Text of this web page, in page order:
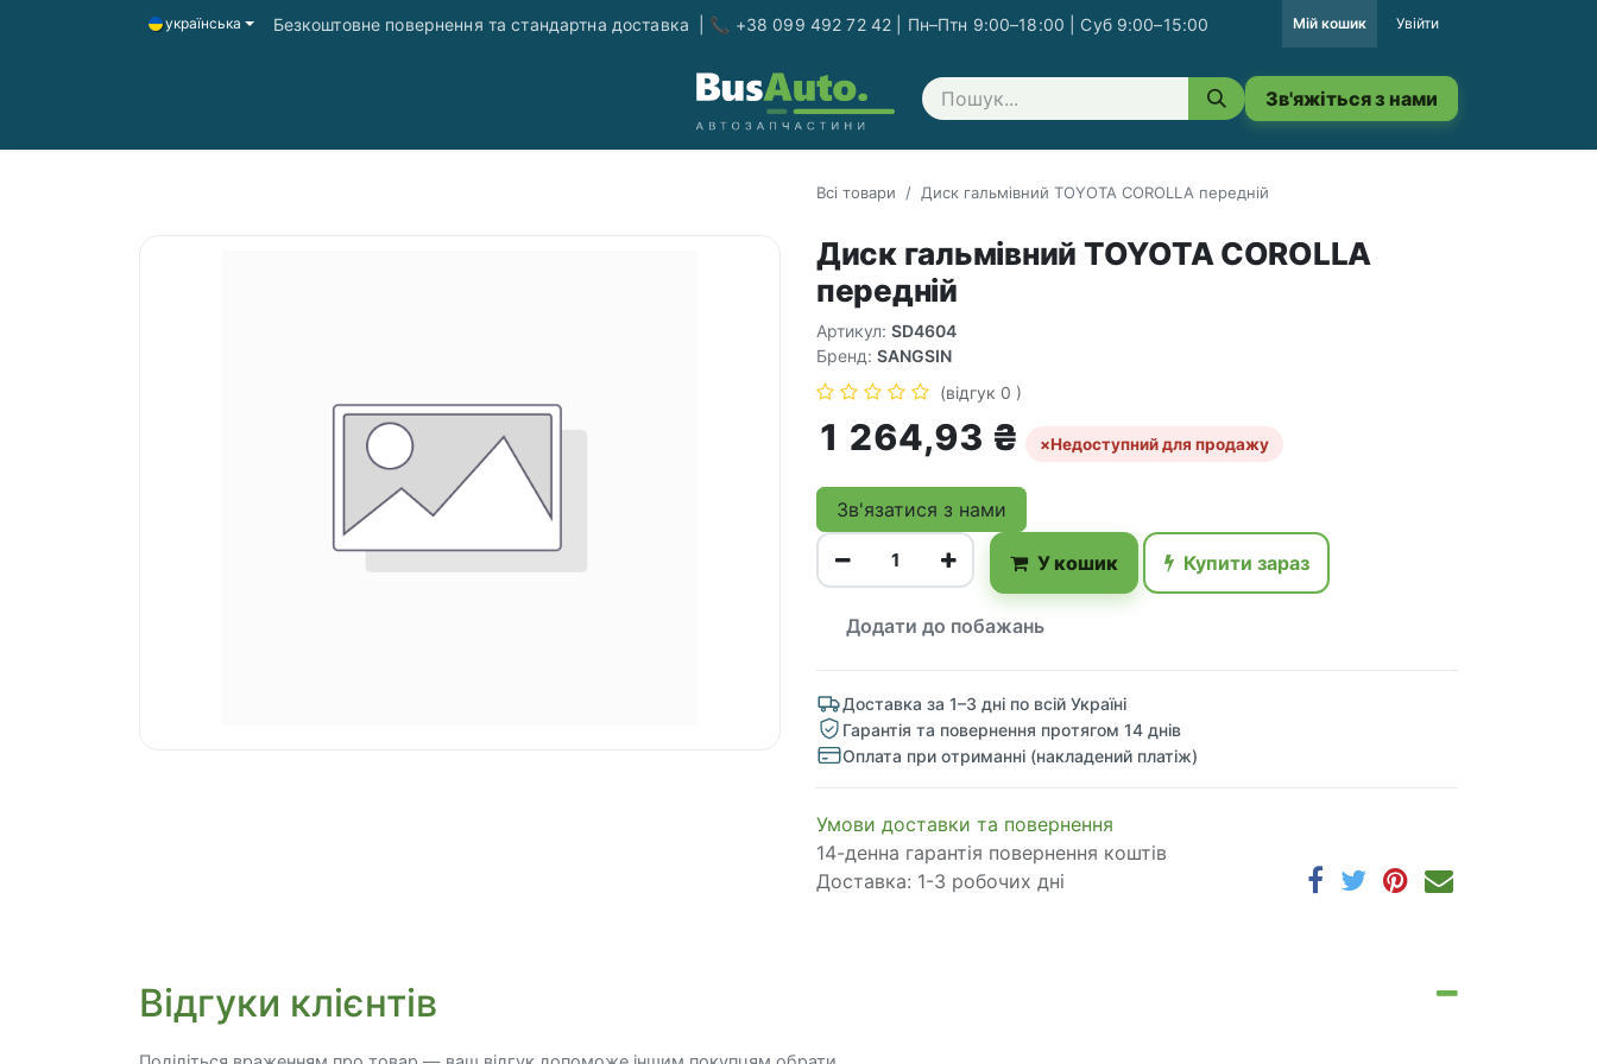
українська Безкоштовне повернення та стандартна доставка | 📞 +38 099 492 72 42 | Пн–Птн 9:00–18:00 | Суб 9:00–15:00 Мій кошик Увійти
Зв'яжіться з нами Зв'яжіться з нами
Всі товари Диск гальмівний TOYOTA COROLLA передній
Диск гальмівний TOYOTA COROLLA
передній
Артикул: SD4604
Бренд: SANGSIN
(відгук 0 )
1 264,93 ₴ ×Недоступний для продажу
Зв'язатися з нами
У кошик Купити зараз
Додати до побажань
Доставка за 1–3 дні по всій Україні
Гарантія та повернення протягом 14 днів
Оплата при отриманні (накладений платіж)
​​​​​​​​​​​​​​​​​​​​​​​​​​​​​​​​​​​​​​​​​​​​​​​​​​​​​​​​​​​​​​У​​м​о​в​​и​ д​ос​т​а​в​к​и ​т​а​ по​в​е​р​н​е​н​н​я
14-денна гарантія повернення коштів
Доставка: 1-3 робочих дні
Відгуки клієнтів